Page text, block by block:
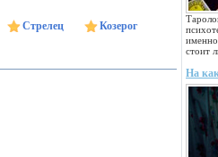
стоит
На
Стрелец
Козерог